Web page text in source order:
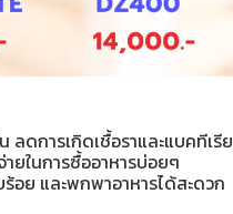
ดการเกิดเชื้อราและแบคทีเรีย
ยในการซื้ออาหารบ่อยๆ
อย และพกพาอาหารได้สะดวก